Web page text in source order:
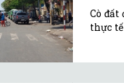
Cò
thực